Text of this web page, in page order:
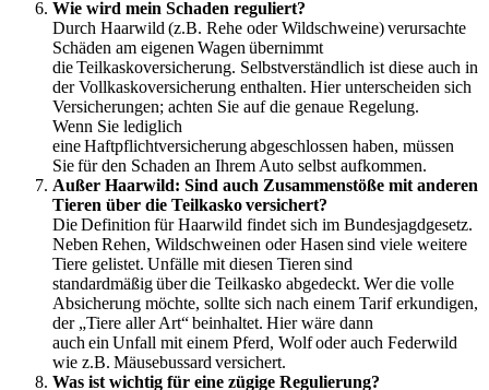
Wie wird mein Schaden reguliert?
Durch Haarwild (z.B. Rehe oder Wildschweine) verursachte
Schäden am eigenen Wagen übernimmt
die Teilkaskoversicherung. Selbstverständlich ist diese auch in
der Vollkaskoversicherung enthalten. Hier unterscheiden sich
Versicherungen; achten Sie auf die genaue Regelung.
Wenn Sie lediglich
eine Haftpflichtversicherung abgeschlossen haben, müssen
Sie für den Schaden an Ihrem Auto selbst aufkommen.
Außer Haarwild: Sind auch Zusammenstöße mit anderen
Tieren über die Teilkasko versichert?
Die Definition für Haarwild findet sich im Bundesjagdgesetz.
Neben Rehen, Wildschweinen oder Hasen sind viele weitere
Tiere gelistet. Unfälle mit diesen Tieren sind
standardmäßig über die Teilkasko abgedeckt. Wer die volle
Absicherung möchte, sollte sich nach einem Tarif erkundigen,
der „Tiere aller Art“ beinhaltet. Hier wäre dann
auch ein Unfall mit einem Pferd, Wolf oder auch Federwild
wie z.B. Mäusebussard versichert.
Was ist wichtig für eine zügige Regulierung?